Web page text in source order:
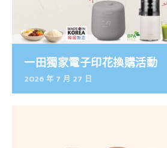
一田獨家電子印花換購活動
2026 年 7 月 27 日